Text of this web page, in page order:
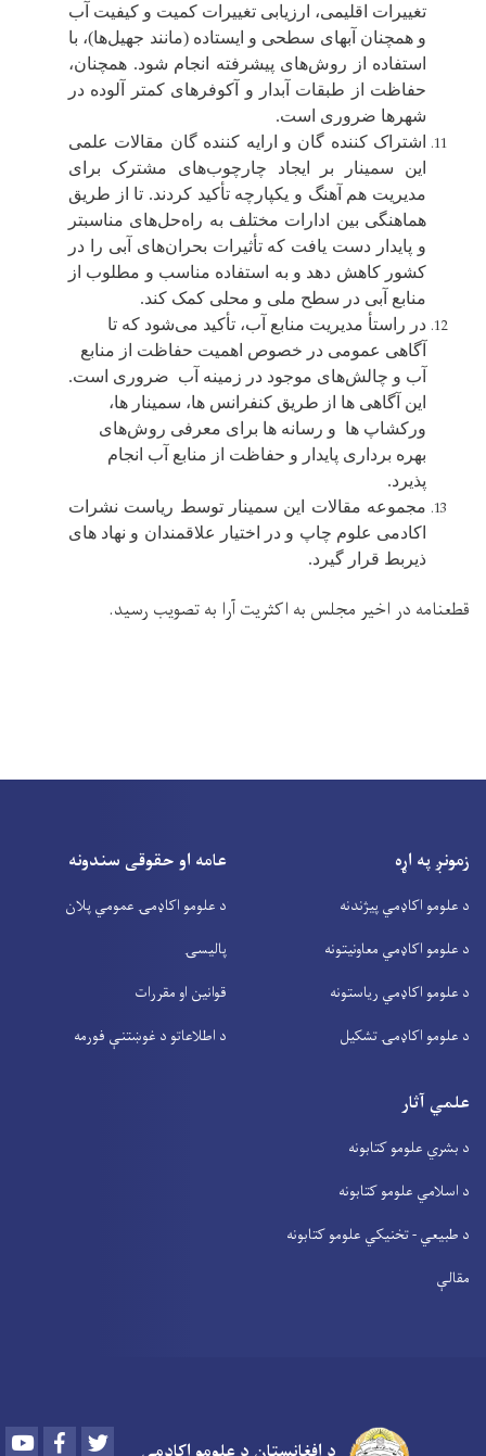
تغییرات اقلیمی، ارزیابی تغییرات کمیت و کیفیت آب
و همچنان آبهای سطحی و ایستاده (مانند جهیل‌ها)، با
استفاده از روش‌های پیشرفته انجام شود. همچنان،
حفاظت از طبقات آبدار و آکوفرهای کمتر آلوده در
شهرها ضروری است.
اشتراک کننده گان و ارایه کننده گان مقالات علمی
این سمینار بر ایجاد چارچوب‌های مشترک برای
مدیریت هم آهنگ و یکپارچه تأکید کردند. تا از طریق
هماهنگی بین ادارات مختلف به راه‌حل‌های مناسبتر
و پایدار دست یافت که تأثیرات بحران‌های آبی را در
کشور کاهش دهد و به استفاده مناسب و مطلوب از
منابع آبی در سطح ملی و محلی کمک کند.
در راستأ مدیریت منابع آب، تأکید می‌شود که تا
آگاهی عمومی در خصوص اهمیت حفاظت از منابع
آب و چالش‌های موجود در زمینه آب ضروری است.
این آگاهی‌ ها از طریق کنفرانس ها، سمینار ها،
ورکشاپ ها و رسانه ها برای معرفی روش‌های
بهره‌ برداری پایدار و حفاظت از منابع آب انجام
پذیرد.
مجموعه مقالات این سمینار توسط ریاست نشرات
اکادمی علوم چاپ و در اختیار علاقمندان و نهاد های
ذیربط قرار گیرد.
قطعنامه در اخیر مجلس به اکثریت آرا به تصویب رسید.
زمونږ په اړه
د علومو اکاډمي پیژندنه
د علومو اکاډمي معاونیتونه
د علومو اکاډمي ریاستونه
د علومو اکاډمۍ تشکیل
عامه او حقوقی سندونه
د علومو اکاډمۍ عمومي پلان
پالیسۍ
قوانین او مقررات
د اطلاعاتو د غوښتنې فورمه
علمي آثار
د بشري علومو کتابونه
د اسلامي علومو کتابونه
د طبیعي - تخنیکي علومو کتابونه
مقالې
Youtube Facebook